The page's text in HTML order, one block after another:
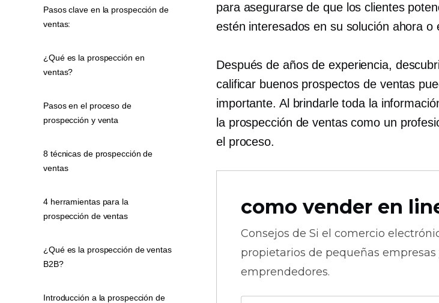
para asegurarse de que los clientes
estén interesados ​​en su solución ahora o
Después de años de experiencia,
calificar buenos prospectos de ventas
importante. Al brindarle toda la
la prospección de ventas como un
el proceso.
como vender en
Consejos de Si el comercio
propietarios de pequeñas empresas
emprendedores.
Pasos clave en la prospección de
ventas:
¿Qué es la prospección en
ventas?
Pasos en el proceso de
prospección y venta
8 técnicas de prospección de
ventas
4 herramientas para la
prospección de ventas
¿Qué es la prospección de ventas
B2B?
Introducción a la prospección de